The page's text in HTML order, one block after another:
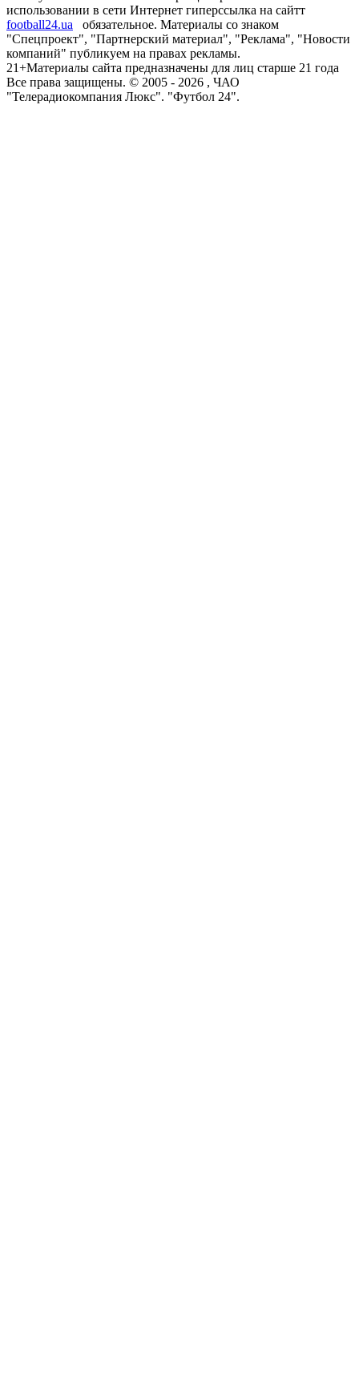
использовании в сети Интернет гиперссылка на сайтт
football24.ua
обязательное. Материалы со знаком
"Спецпроект", "Партнерский материал", "Реклама", "Новости
компаний" публикуем на правах рекламы.
21+Материалы сайта предназначены для лиц старше 21 года
Все права защищены. © 2005 - 2026 , ЧАО
"Телерадиокомпания Люкс". "Футбол 24".